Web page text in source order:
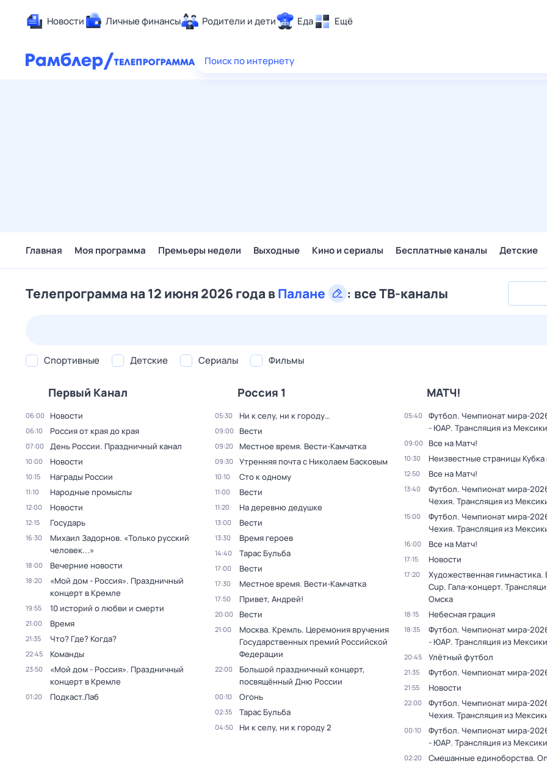
Новости Личные финансы Родители и дети Еда Ещё
Здоровье
Поиск по интернету
Главная Моя программа Премьеры недели Выходные Кино и сериалы Бесплатные каналы Детские
Телепрограмма на 12 июня 2026 года вПалане : все ТВ-каналы
Спортивные Детские Сериалы Фильмы
Первый Канал
06:00 Новости
06:10 Россия от края до края
07:00 День России. Праздничный канал
10:00 Новости
10:15 Награды России
11:10 Народные промыслы
12:00 Новости
12:15 Государь
16:30
Михаил Задорнов. «Только русский
человек...»
18:00 Вечерние новости
18:20
«Мой дом - Россия». Праздничный
концерт в Кремле
19:55 10 историй о любви и смерти
21:00 Время
21:35 Что? Где? Когда?
22:45 Команды
23:50
«Мой дом - Россия». Праздничный
концерт в Кремле
01:20 Подкаст.Лаб
Россия 1
05:30 Ни к селу, ни к городу…
09:00 Вести
09:20 Местное время. Вести-Камчатка
09:30 Утренняя почта с Николаем Басковым
10:10 Сто к одному
11:00 Вести
11:20 На деревню дедушке
13:00 Вести
13:30 Время героев
14:40 Тарас Бульба
17:00 Вести
17:30 Местное время. Вести-Камчатка
17:50 Привет, Андрей!
20:00 Вести
21:00
Москва. Кремль. Церемония вручения
Государственных премий Российской
Федерации
22:00
Большой праздничный концерт,
посвящённый Дню России
00:10 Огонь
02:35 Тарас Бульба
04:50 Ни к селу, ни к городу 2
МАТЧ!
05:40
Футбол. Чемпионат мира-
- ЮАР. Трансляция из Мексики
09:00 Все на Матч!
10:30 Неизвестные страницы
12:50 Все на Матч!
13:40
Футбол. Чемпионат мира-
Чехия. Трансляция из
15:00
Футбол. Чемпионат мира-
Чехия. Трансляция из
16:00 Все на Матч!
17:15 Новости
17:20
Художественная гимнастика.
Cup. Гала-концерт.
Омска
18:15 Небесная грация
18:35
Футбол. Чемпионат мира-
- ЮАР. Трансляция из Мексики
20:45 Улётный футбол
21:35 Футбол. Чемпионат мира-
21:55 Новости
22:00
Футбол. Чемпионат мира-
Чехия. Трансляция из
00:10
Футбол. Чемпионат мира-
- ЮАР. Трансляция из Мексики
02:20
Смешанные единоборства.